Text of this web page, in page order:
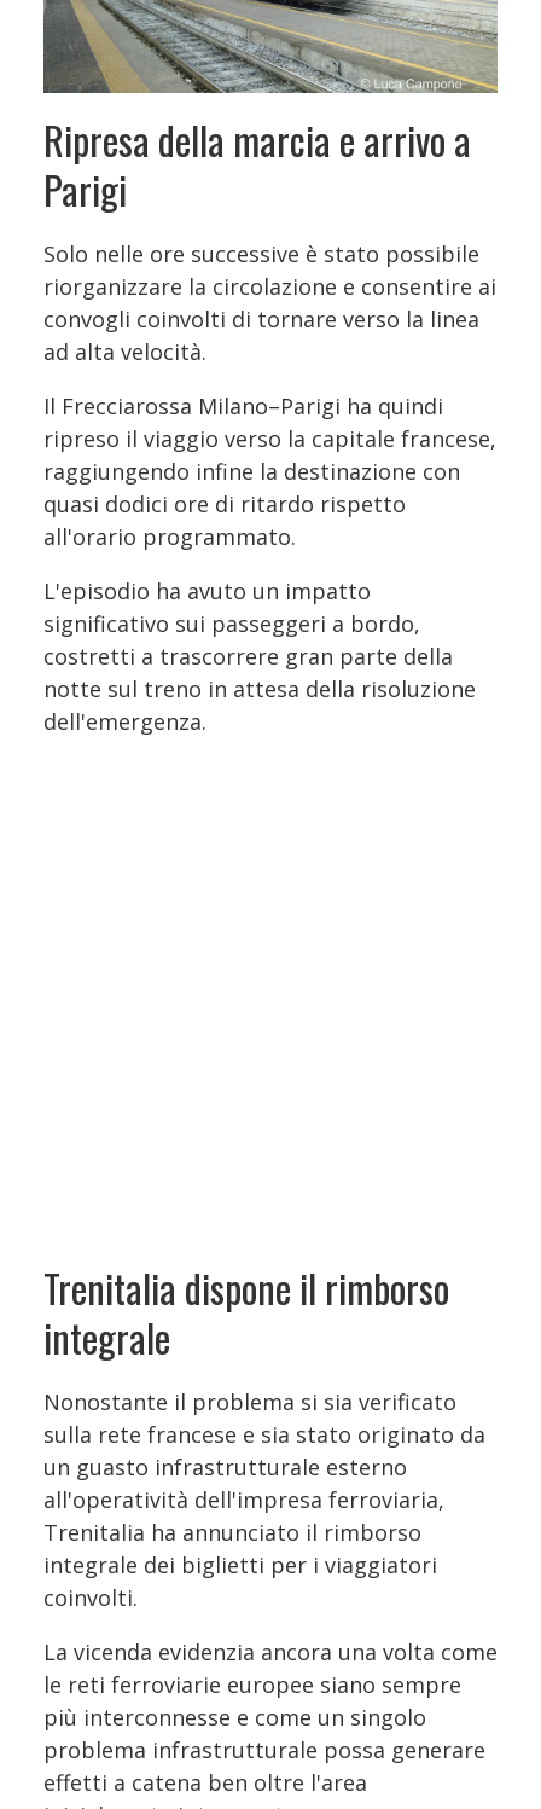
Ripresa della marcia e arrivo a
Parigi
Solo nelle ore successive è stato possibile
riorganizzare la circolazione e consentire ai
convogli coinvolti di tornare verso la linea
ad alta velocità.
Il Frecciarossa Milano–Parigi ha quindi
ripreso il viaggio verso la capitale francese,
raggiungendo infine la destinazione con
quasi dodici ore di ritardo rispetto
all'orario programmato.
L'episodio ha avuto un impatto
significativo sui passeggeri a bordo,
costretti a trascorrere gran parte della
notte sul treno in attesa della risoluzione
dell'emergenza.
Trenitalia dispone il rimborso
integrale
Nonostante il problema si sia verificato
sulla rete francese e sia stato originato da
un guasto infrastrutturale esterno
all'operatività dell'impresa ferroviaria,
Trenitalia ha annunciato il rimborso
integrale dei biglietti per i viaggiatori
coinvolti.
La vicenda evidenzia ancora una volta come
le reti ferroviarie europee siano sempre
più interconnesse e come un singolo
problema infrastrutturale possa generare
effetti a catena ben oltre l'area